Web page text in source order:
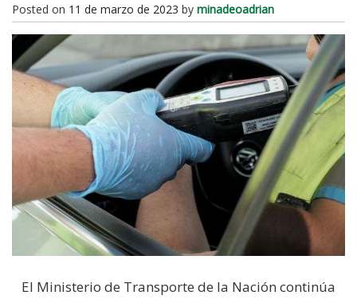
Posted on 11 de marzo de 2023 by minadeoadrian
El Ministerio de Transporte de la Nación continúa